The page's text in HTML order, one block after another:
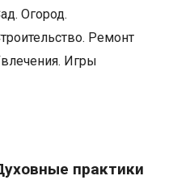
Огород.
Ремонт
Игры
практики